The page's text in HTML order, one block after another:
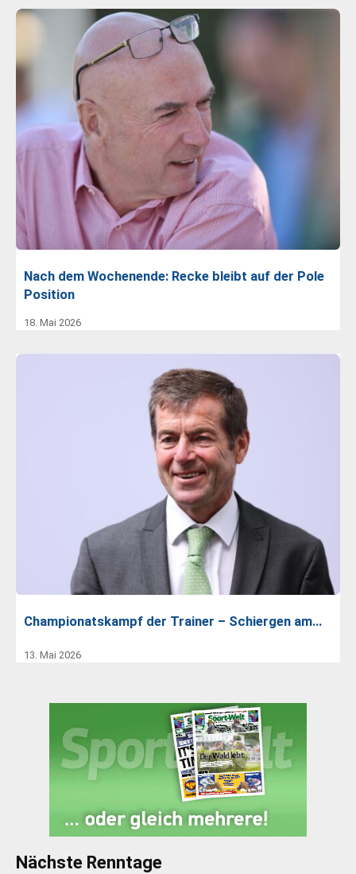
Nach dem Wochenende: Recke bleibt auf der Pole
Position
18. Mai 2026
Championatskampf der Trainer – Schiergen am…
13. Mai 2026
Nächste Renntage